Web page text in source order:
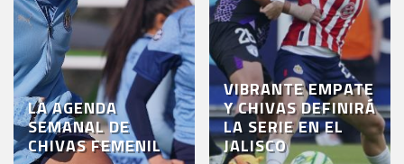
LA AGENDA
SEMANAL DE
CHIVAS FEMENIL
VIBRANTE EMPATE
Y CHIVAS DEFINIRÁ
LA SERIE EN EL
JALISCO